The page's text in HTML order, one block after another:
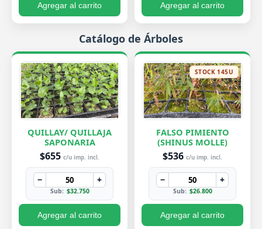
Agregar al carrito Agregar al carrito
Catálogo de Árboles
QUILLAY/ QUILLAJA
SAPONARIA
$655 c/u imp. incl.
− +
Sub: $32.750
Agregar al carrito
STOCK 145U
FALSO PIMIENTO
(SHINUS MOLLE)
$536 c/u imp. incl.
− +
Sub: $26.800
Agregar al carrito